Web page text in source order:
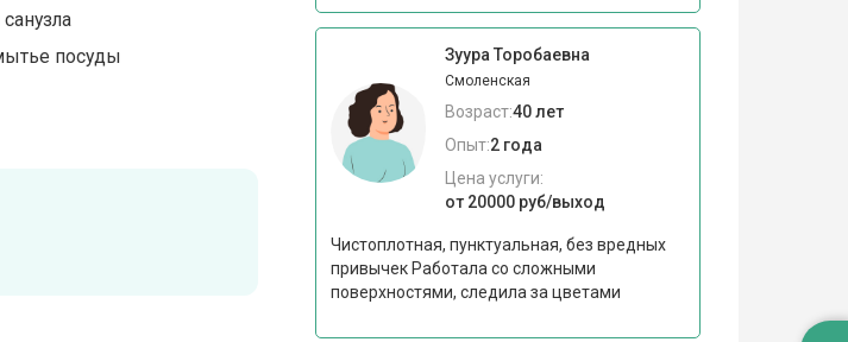
посуды
Зуура Торобаевна
Смоленская
Возраст:40 лет
Опыт:2 года
Цена услуги:
от 20000 руб/выход
Чистоплотная, пунктуальная, без вредных
привычек Работала со сложными
поверхностями, следила за цветами